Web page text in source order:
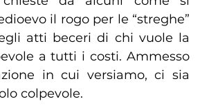
il rogo per le “streghe”
atti beceri di chi vuole la
a tutti i costi. Ammesso
in cui versiamo, ci sia
colpevole.